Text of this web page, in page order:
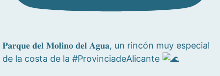
𝐏𝐚𝐫𝐪𝐮𝐞 𝐝𝐞𝐥 𝐌𝐨𝐥𝐢𝐧𝐨 𝐝𝐞𝐥 𝐀𝐠𝐮𝐚, un rincón muy especial
de la costa de la #ProvinciadeAlicante